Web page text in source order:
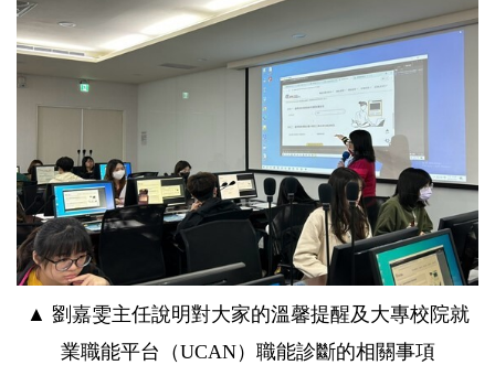
▲ 劉嘉雯主任說明對大家的溫馨提醒及大專校院就
業職能平台（UCAN）職能診斷的相關事項